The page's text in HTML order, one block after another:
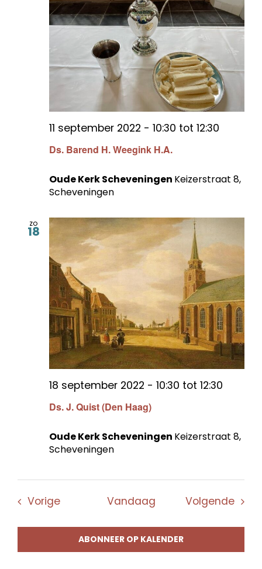
Ds. Barend H. Weegink H.A.
11 september 2022 - 10:30 tot 12:30
Oude Kerk Scheveningen Keizerstraat 8,
Scheveningen
zo
18
Ds. J. Quist (Den Haag)
18 september 2022 - 10:30 tot 12:30
Oude Kerk Scheveningen Keizerstraat 8,
Scheveningen
VorigeEvenementenVandaag Volgende
ABONNEER OP KALENDER